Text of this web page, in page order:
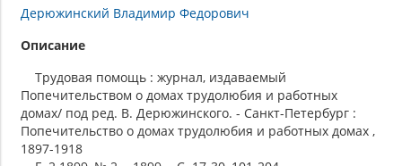
Дерюжинский Владимир Федорович
Описание
Трудовая помощь : журнал, издаваемый
Попечительством о домах трудолюбия и работных
домах/ под ред. В. Дерюжинского. - Санкт-Петербург :
Попечительство о домах трудолюбия и работных домах ,
1897-1918